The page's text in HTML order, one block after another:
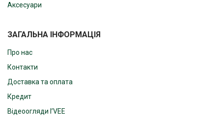
Аксесуари
ЗАГАЛЬНА ІНФОРМАЦІЯ
Про нас
Контакти
Доставка та оплата
Кредит
Відеоогляди I’VEE